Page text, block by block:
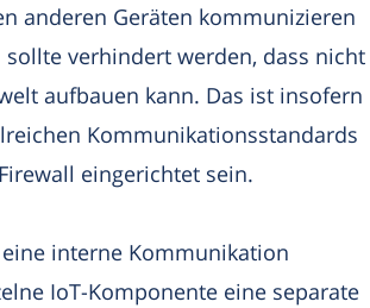
anderen Geräten kommunizieren
verhindert werden, dass nicht
aufbauen kann. Das ist insofern
Kommunikationsstandards
eingerichtet sein.
interne Kommunikation
IoT-Komponente eine separate